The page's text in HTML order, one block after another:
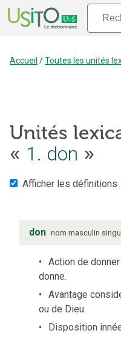
Accueil /Toutes les unités
Unités
« 1. don »
Afficher les définitions
don nom masculin
Action de
donne.
Avantage
ou de Dieu.
Disposition